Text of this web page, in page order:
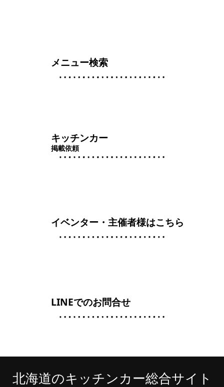
メニュー検索
キッチンカー
掲載依頼
イベンター・主催者様はこちら
LINEでのお問合せ
北海道のキッチンカー総合サイト